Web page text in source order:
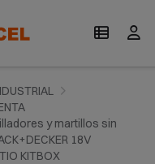
y martillos sin
18V
KITBOX